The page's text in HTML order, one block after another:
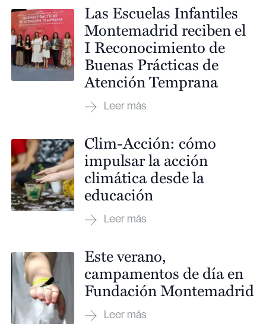
Las Escuelas Infantiles
Montemadrid reciben el
I Reconocimiento de
Buenas Prácticas de
Atención Temprana
Clim-Acción: cómo
impulsar la acción
climática desde la
educación
Este verano,
campamentos de día en
Fundación Montemadrid